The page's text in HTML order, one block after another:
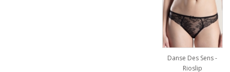
Danse Des Sens -
Rioslip